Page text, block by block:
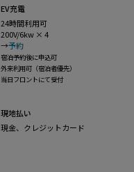
EV充電
24時間利用可
200V/6kw × 4
→予約
宿泊予約後に申込可
外来利用可（宿泊者優先）
当日フロントにて受付
現地払い
現金、クレジットカード